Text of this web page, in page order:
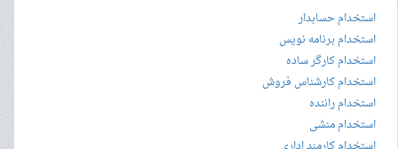
استخدام حسابدار
استخدام برنامه نویس
استخدام کارگر ساده
استخدام کارشناس فروش
استخدام راننده
استخدام منشی